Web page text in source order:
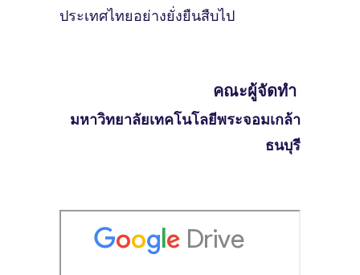
ประเทศไทยอย่างยั่งยืนสืบไป
คณะผู้จัดทํา
มหาวิทยาลัยเทคโนโลยีพระจอมเกล้า
ธนบุรี